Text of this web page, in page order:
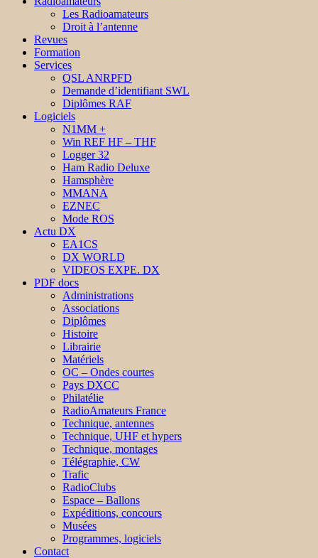
Les Radioamateurs
Droit à l’antenne
Revues
Formation
Services
QSL ANRPFD
Demande d’identifiant SWL
Diplômes RAF
Logiciels
N1MM +
Win REF HF – THF
Logger 32
Ham Radio Deluxe
Hamsphère
MMANA
EZNEC
Mode ROS
Actu DX
EA1CS
DX WORLD
VIDEOS EXPE. DX
PDF docs
Administrations
Associations
Diplômes
Histoire
Librairie
Matériels
OC – Ondes courtes
Pays DXCC
Philatélie
RadioAmateurs France
Technique, antennes
Technique, UHF et hypers
Technique, montages
Télégraphie, CW
Trafic
RadioClubs
Espace – Ballons
Expéditions, concours
Musées
Programmes, logiciels
Contact